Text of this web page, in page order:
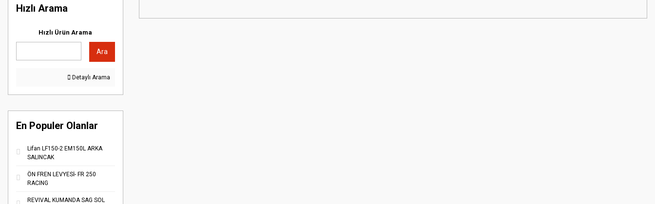
Hızlı Arama
Hızlı Ürün Arama
Ara
Detaylı Arama
En Populer Olanlar
Lifan LF150-2 EM150L ARKA
SALINCAK
ÖN FREN LEVYESİ- FR 250
RACING
REVIVAL KUMANDA SAG SOL